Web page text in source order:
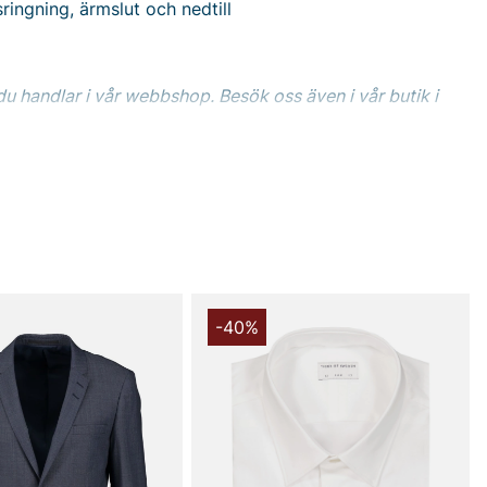
ärmslut och nedtill
handlar i vår webbshop. Besök oss även i vår butik i
-40%